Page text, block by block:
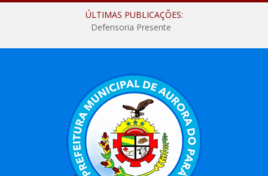
ÚLTIMAS PUBLICAÇÕES:
Defensoria Presente